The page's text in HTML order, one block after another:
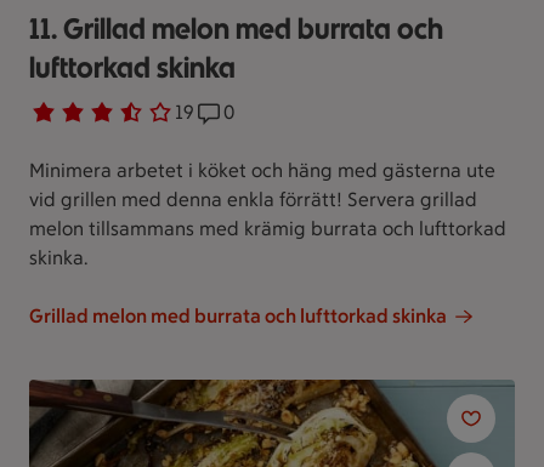
11. Grillad melon med burrata och
lufttorkad skinka
Betyg 3.5 av 5. 19
19 personer har röstatReceptet har 0 kommentarer
0
Minimera arbetet i köket och häng med gästerna ute
vid grillen med denna enkla förrätt! Servera grillad
melon tillsammans med krämig burrata och lufttorkad
skinka.
Grillad melon med burrata och lufttorkad skinka